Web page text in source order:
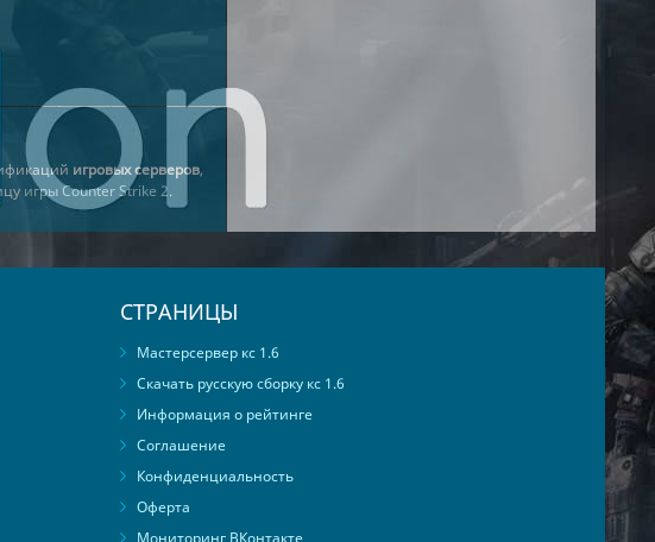
игровых серверов,
игры Counter Strike 2.
СТРАНИЦЫ
Мастерсервер кс 1.6
Скачать русскую сборку кс 1.6
Информация о рейтинге
Соглашение
Конфиденциальность
Оферта
Мониторинг ВКонтакте